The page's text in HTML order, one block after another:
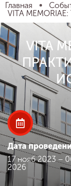
Об
Главная
VITA
VITA
Дата
17 нояб 2023 –
2026